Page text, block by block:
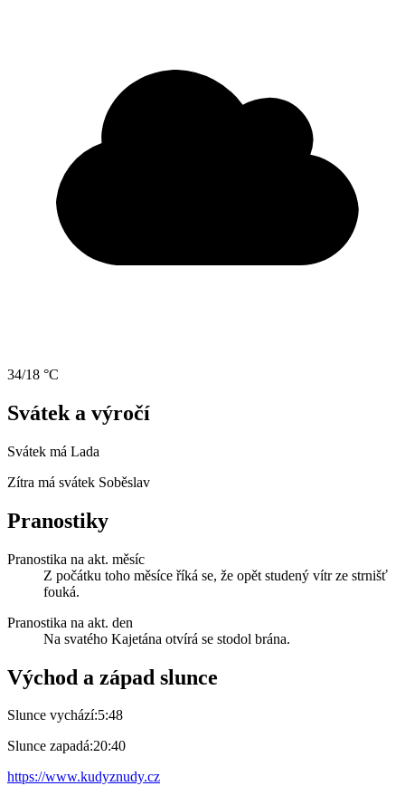
34/18 °C
Svátek a výročí
Svátek má Lada
Zítra má svátek Soběslav
Pranostiky
Pranostika na akt. měsíc
Z počátku toho měsíce říká se, že opět studený vítr ze strnišť
fouká.
Pranostika na akt. den
Na svatého Kajetána otvírá se stodol brána.
Východ a západ slunce
Slunce vychází:5:48
Slunce zapadá:20:40
https://www.kudyznudy.cz